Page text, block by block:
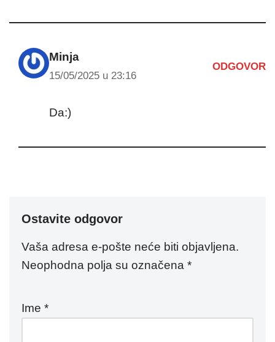
Minja
15/05/2025 u 23:16
ODGOVOR
Da:)
Ostavite odgovor
Vaša adresa e-pošte neće biti objavljena.
Neophodna polja su označena *
Ime *